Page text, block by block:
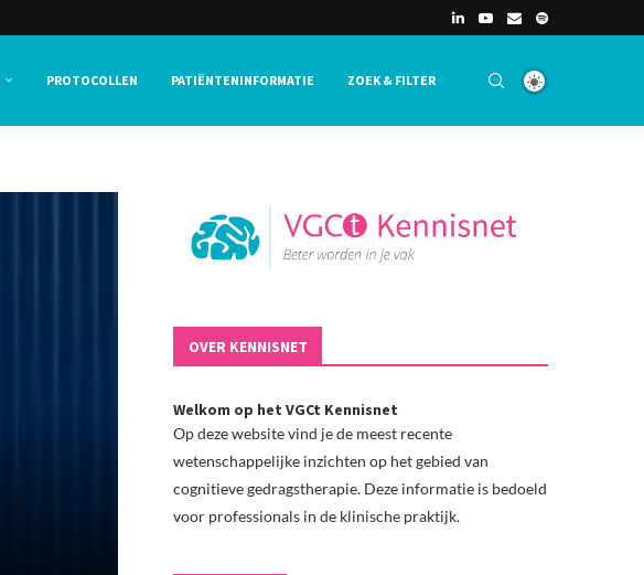
PROTOCOLLEN PATIËNTENINFORMATIE ZOEK & FILTER
OVER KENNISNET
Welkom op het VGCt Kennisnet
Op deze website vind je de meest recente
wetenschappelijke inzichten op het gebied van
cognitieve gedragstherapie. Deze informatie is bedoeld
voor professionals in de klinische praktijk.